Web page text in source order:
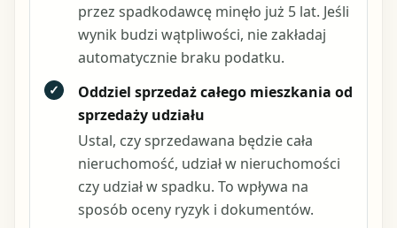
przez spadkodawcę minęło już 5 lat. Jeśli
wynik budzi wątpliwości, nie zakładaj
automatycznie braku podatku.
✓
Oddziel sprzedaż całego mieszkania od
sprzedaży udziału
Ustal, czy sprzedawana będzie cała
nieruchomość, udział w nieruchomości
czy udział w spadku. To wpływa na
sposób oceny ryzyk i dokumentów.